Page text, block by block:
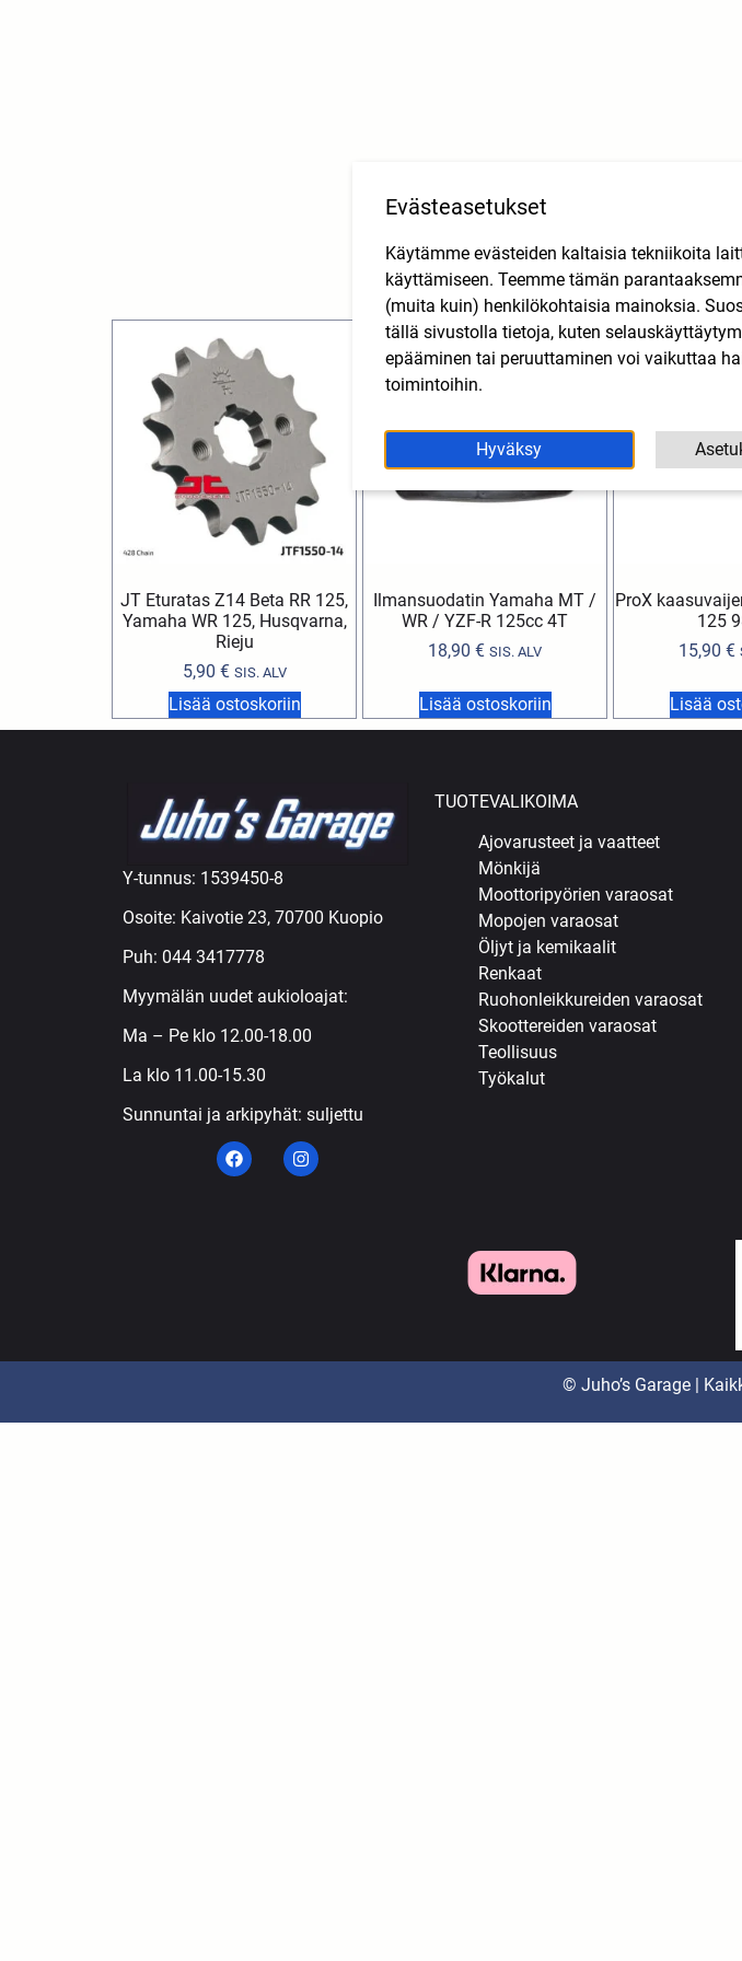
JT Eturatas Z14 Beta RR 125,
Yamaha WR 125, Husqvarna,
Rieju
5,90 € SIS. ALV
Lisää ostoskoriin
Ilmansuodatin Yamaha MT /
WR / YZF-R 125cc 4T
18,90 € SIS. ALV
Lisää ostoskoriin
ProX
125
15,90 €
Lisää
Y-tunnus: 1539450-8
Osoite: Kaivotie 23, 70700 Kuopio
Puh: 044 3417778
Myymälän uudet aukioloajat:
Ma – Pe klo 12.00-18.00
La klo 11.00-15.30
Sunnuntai ja arkipyhät: suljettu
TUOTEVALIKOIMA
Ajovarusteet ja vaatteet
Mönkijä
Moottoripyörien varaosat
Mopojen varaosat
Öljyt ja kemikaalit
Renkaat
Ruohonleikkureiden varaosat
Skoottereiden varaosat
Teollisuus
Työkalut
© Juho’s Garage |
Evästeasetukset
Käytämme evästeiden kaltaisia tekniikoita
käyttämiseen. Teemme tämän
(muita kuin) henkilökohtaisia mainoksia.
tällä sivustolla tietoja, kuten
epääminen tai peruuttaminen voi vaikuttaa
toimintoihin.
Hyväksy